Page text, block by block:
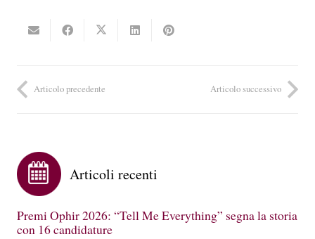
Articolo precedente Articolo successivo
Articoli recenti
Premi Ophir 2026: “Tell Me Everything” segna la storia
con 16 candidature